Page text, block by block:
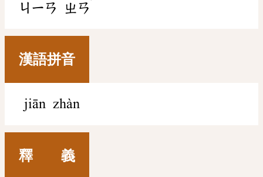
ㄐㄧㄢ ㄓㄢ
漢語拼音
jiān zhàn
釋 義